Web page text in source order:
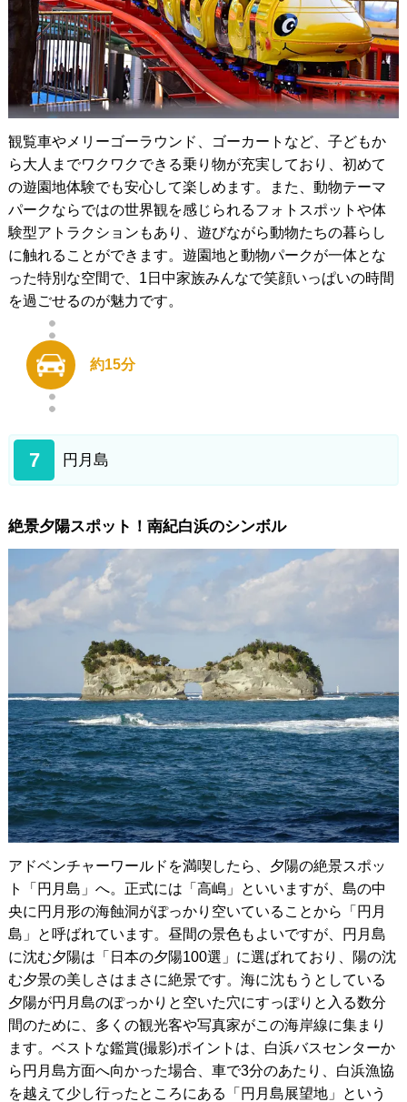
観覧車やメリーゴーラウンド、ゴーカートなど、子どもか
ら大人までワクワクできる乗り物が充実しており、初めて
の遊園地体験でも安心して楽しめます。また、動物テーマ
パークならではの世界観を感じられるフォトスポットや体
験型アトラクションもあり、遊びながら動物たちの暮らし
に触れることができます。遊園地と動物パークが一体とな
った特別な空間で、1日中家族みんなで笑顔いっぱいの時間
を過ごせるのが魅力です。
約15分
7 円月島
絶景夕陽スポット！南紀白浜のシンボル
アドベンチャーワールドを満喫したら、夕陽の絶景スポッ
ト「円月島」へ。正式には「高嶋」といいますが、島の中
央に円月形の海蝕洞がぽっかり空いていることから「円月
島」と呼ばれています。昼間の景色もよいですが、円月島
に沈む夕陽は「日本の夕陽100選」に選ばれており、陽の沈
む夕景の美しさはまさに絶景です。海に沈もうとしている
夕陽が円月島のぽっかりと空いた穴にすっぽりと入る数分
間のために、多くの観光客や写真家がこの海岸線に集まり
ます。ベストな鑑賞(撮影)ポイントは、白浜バスセンターか
ら円月島方面へ向かった場合、車で3分のあたり、白浜漁協
を越えて少し行ったところにある「円月島展望地」という